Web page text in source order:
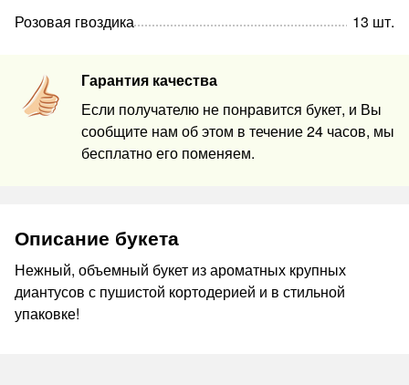
Гарантия качества
Если получателю не понравится букет, и Вы
сообщите нам об этом в течение 24 часов, мы
бесплатно его поменяем.
Розовая гвоздика
13 шт.
Описание букета
Нежный, объемный букет из ароматных крупных
диантусов с пушистой кортодерией и в стильной
упаковке!